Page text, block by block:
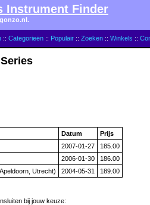
:: Categorieën :: Populair :: Zoeken :: Winkels ::
Instrument Finder
Datum
Prijs
2007-01-27
185.00
2006-01-30
186.00
Utrecht) 2004-05-31 189.00
bij jouw keuze: